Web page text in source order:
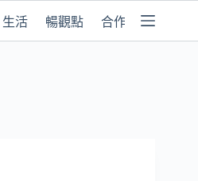
生活 暢觀點 合作媒體